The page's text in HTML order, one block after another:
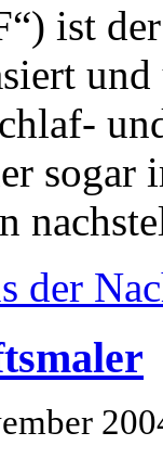
ist
sogar
der